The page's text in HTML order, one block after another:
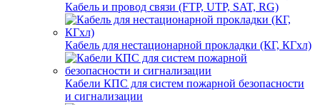
Кабель и провод связи (FTP, UTP, SAT, RG)
Кабель для нестационарной прокладки (КГ, КГхл)
Кабели КПС для систем пожарной безопасности
и сигнализации